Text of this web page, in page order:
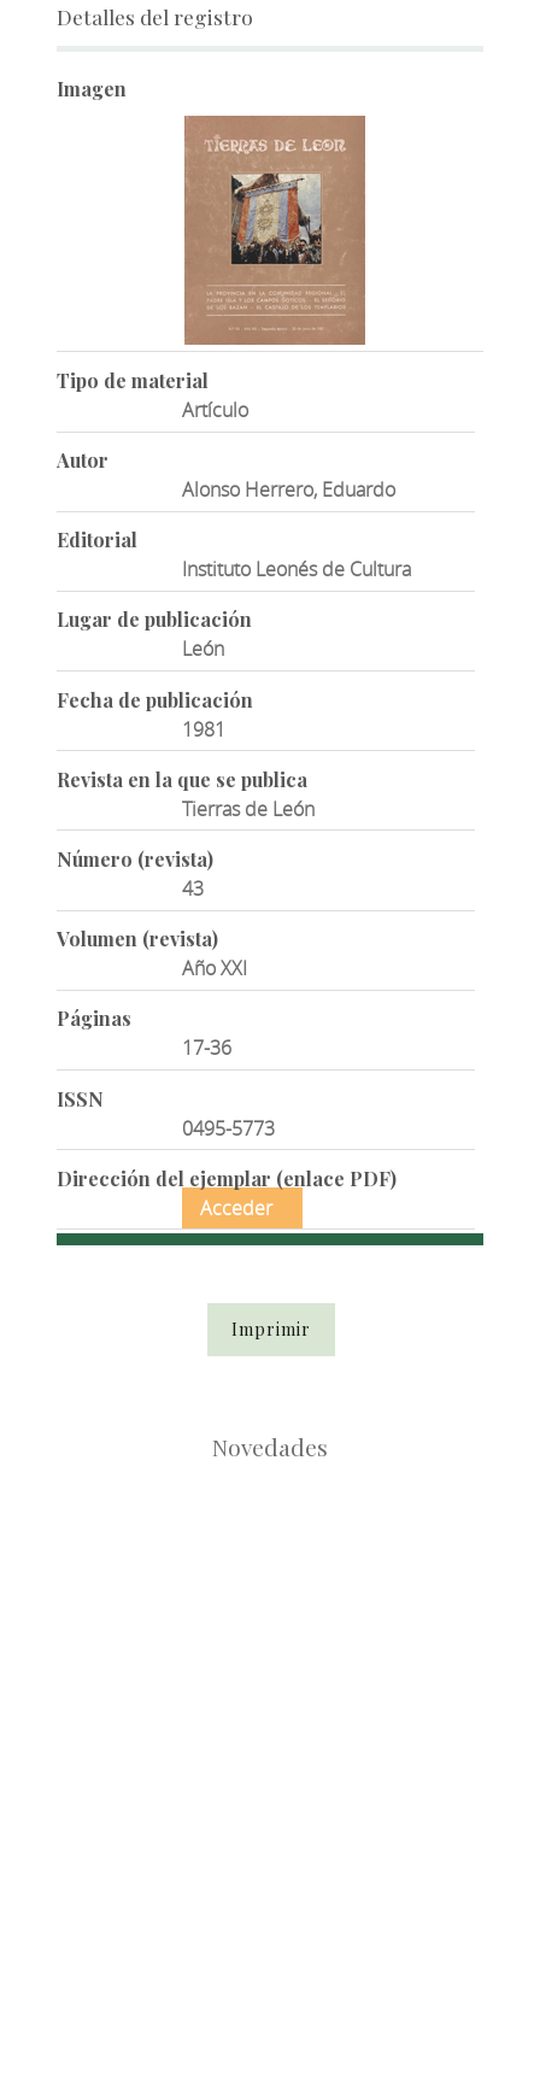
Detalles del registro
Imagen
Tipo de material
Artículo
Autor
Alonso Herrero, Eduardo
Editorial
Instituto Leonés de Cultura
Lugar de publicación
León
Fecha de publicación
1981
Revista en la que se publica
Tierras de León
Número (revista)
43
Volumen (revista)
Año XXI
Páginas
17-36
ISSN
0495-5773
Dirección del ejemplar (enlace PDF)
Acceder
Imprimir
Novedades